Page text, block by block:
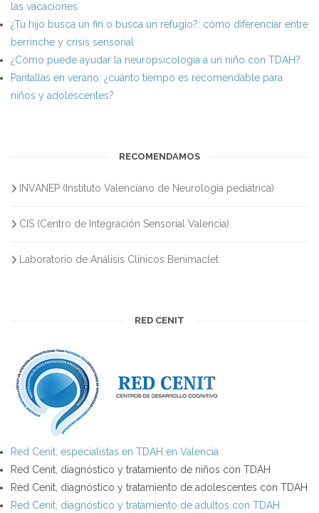
las vacaciones
¿Tu hijo busca un fin o busca un refugio?: cómo diferenciar entre
berrinche y crisis sensorial
¿Cómo puede ayudar la neuropsicología a un niño con TDAH?
Pantallas en verano: ¿cuánto tiempo es recomendable para
niños y adolescentes?
RECOMENDAMOS
INVANEP (Instituto Valenciano de Neurología pediátrica)
CIS (Centro de Integración Sensorial Valencia)
Laboratorio de Análisis Clínicos Benimaclet
RED CENIT
Red Cenit, especialistas en TDAH en Valencia
Red Cenit, diagnóstico y tratamiento de niños con TDAH
Red Cenit, diagnóstico y tratamiento de adolescentes con TDAH
Red Cenit, diagnóstico y tratamiento de adultos con TDAH